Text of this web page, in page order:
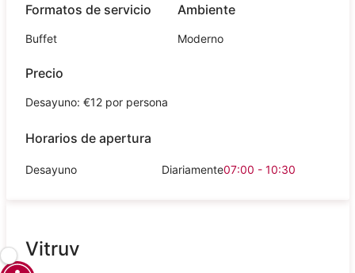
Formatos de servicio
Buffet
Ambiente
Moderno
Precio
Desayuno: €12 por persona
Horarios de apertura
Desayuno Diariamente07:00 - 10:30
Vitruv